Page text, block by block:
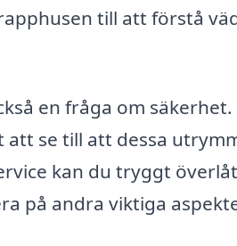
till att förstå
en fråga om
att se till att dessa
kan du tryggt
på andra viktiga